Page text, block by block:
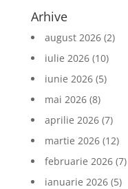
Arhive
august 2026(2)
iulie 2026(10)
iunie 2026(5)
mai 2026(8)
aprilie 2026(7)
martie 2026(12)
februarie 2026(7)
ianuarie 2026(5)